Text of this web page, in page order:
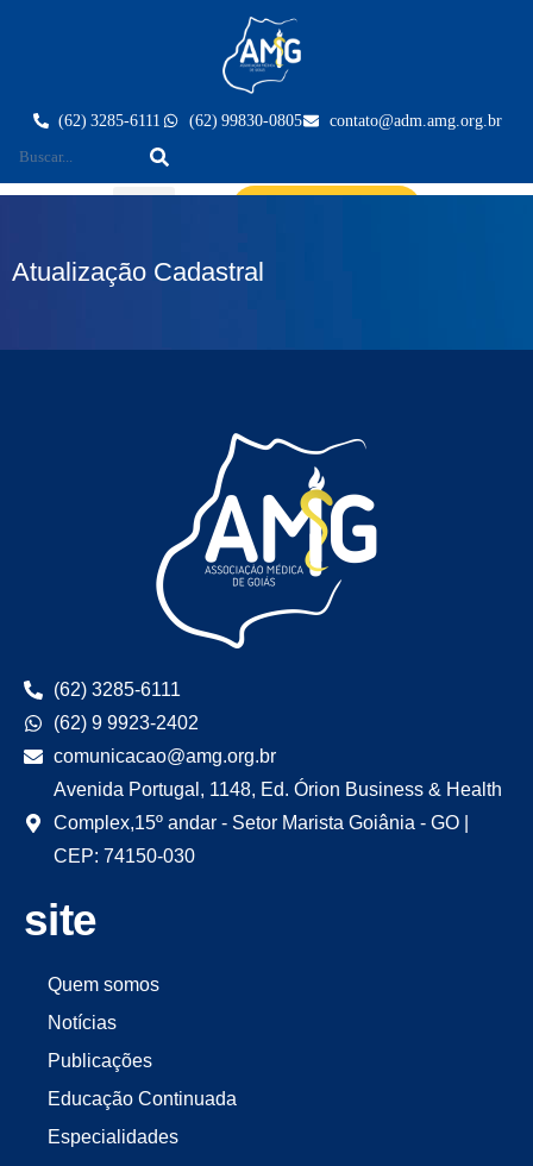
(62) 3285-6111 (62) 99830-0805 contato@adm.amg.org.br
Atualização Cadastral
(62) 3285-6111
(62) 9 9923-2402
comunicacao@amg.org.br
Avenida Portugal, 1148, Ed. Órion Business & Health
Complex,15º andar - Setor Marista Goiânia - GO |
CEP: 74150-030
site
Quem somos
Notícias
Publicações
Educação Continuada
Especialidades